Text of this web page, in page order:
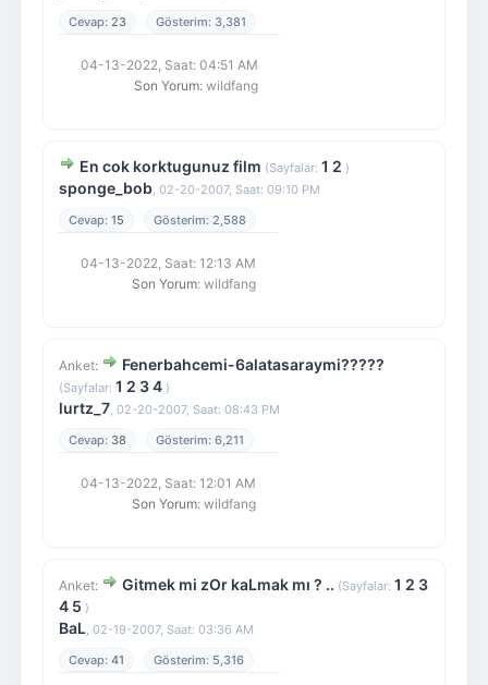
23
3,381
04-13-2022, Saat: 04:51 AM
Son Yorum: wildfang
En cok korktugunuz film (Sayfalar: 1 2 )
sponge_bob, 02-20-2007, Saat: 09:10 PM
15
2,588
04-13-2022, Saat: 12:13 AM
Son Yorum: wildfang
Anket: Fenerbahcemi-6alatasaraymi?????
(Sayfalar: 1 2 34)
lurtz_7, 02-20-2007, Saat: 08:43 PM
38
6,211
04-13-2022, Saat: 12:01 AM
Son Yorum: wildfang
Anket: Gitmek mi zOr kaLmak mı ? .. (Sayfalar: 1 2 3
4 5 )
BaL, 02-19-2007, Saat: 03:36 AM
41
5,316